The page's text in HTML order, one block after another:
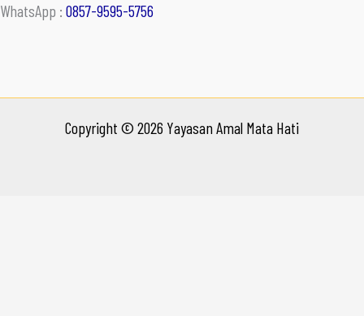
WhatsApp : 0857-9595-5756
Copyright © 2026 Yayasan Amal Mata Hati